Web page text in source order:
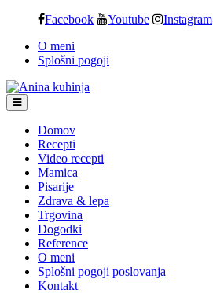
content
Facebook Youtube Instagram
O meni
Splošni pogoji
Domov
Recepti
Video recepti
Mamica
Pisarije
Zdrava & lepa
Trgovina
Dogodki
Reference
O meni
Splošni pogoji poslovanja
Kontakt